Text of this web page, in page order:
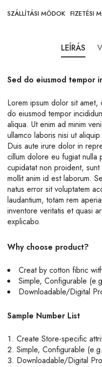
SZÁLLÍTÁSI MÓDOK FIZETÉSI
LEÍRÁS
Sed do eiusmod tempor
Lorem ipsum dolor sit
do eiusmod tempor
aliqua. Ut enim ad minim
ullamco laboris nisi ut
Duis aute irure dolor in
cillum dolore eu fugiat nulla
cupidatat non proident,
mollit anim id est laborum.
natus error sit voluptatem
laudantium, totam rem
inventore veritatis et quasi
explicabo.
Why choose product?
Creat by cotton fibric
Simple, Configurable
Downloadable/Digital
Sample Number List
Create Store-specific
Simple, Configurable
Downloadable/Digital